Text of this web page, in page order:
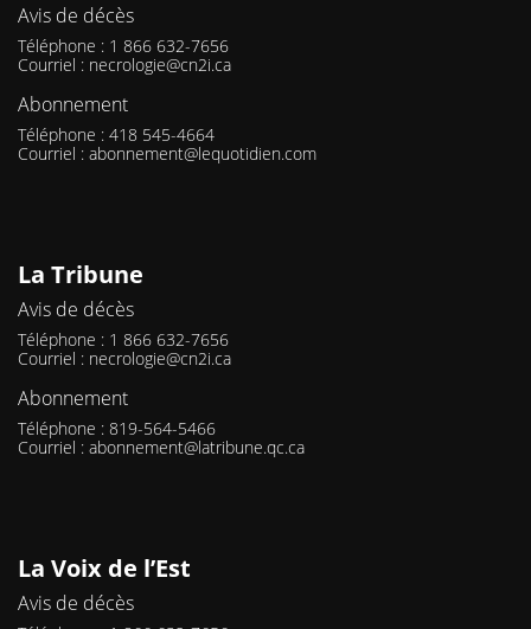
Avis de décès
Téléphone : 1 866 632-7656
Courriel : necrologie@cn2i.ca
Abonnement
Téléphone : 418 545-4664
Courriel : abonnement@lequotidien.com
La Tribune
Avis de décès
Téléphone : 1 866 632-7656
Courriel : necrologie@cn2i.ca
Abonnement
Téléphone : 819-564-5466
Courriel : abonnement@latribune.qc.ca
La Voix de l’Est
Avis de décès